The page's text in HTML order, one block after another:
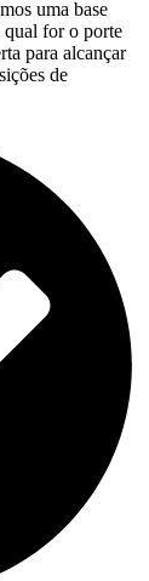
uma base
qual for o porte
para alcançar
de